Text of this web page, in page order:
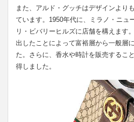
また、アルド・グッチはデザインより
ています。1950年代に、ミラノ・ニュ
リ・ビバリーヒルズに店舗を構えます
出したことによって富裕層から一般層
た。さらに、香水や時計を販売するこ
得しました。